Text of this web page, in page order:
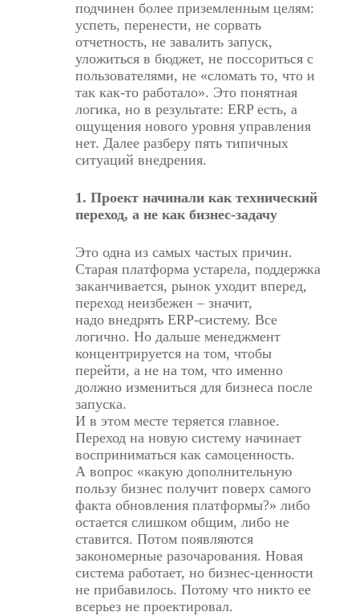
подчинен более приземленным целям:
успеть, перенести, не сорвать
отчетность, не завалить запуск,
уложиться в бюджет, не поссориться с
пользователями, не «сломать то, что и
так как-то работало». Это понятная
логика, но в результате: ERP есть, а
ощущения нового уровня управления
нет. Далее разберу пять типичных
ситуаций внедрения.
1. Проект начинали как технический
переход, а не как бизнес-задачу
Это одна из самых частых причин.
Старая платформа устарела, поддержка
заканчивается, рынок уходит вперед,
переход неизбежен – значит,
надо внедрять ERP-систему. Все
логично. Но дальше менеджмент
концентрируется на том, чтобы
перейти, а не на том, что именно
должно измениться для бизнеса после
запуска.
И в этом месте теряется главное.
Переход на новую систему начинает
восприниматься как самоценность.
А вопрос «какую дополнительную
пользу бизнес получит поверх самого
факта обновления платформы?» либо
остается слишком общим, либо не
ставится. Потом появляются
закономерные разочарования. Новая
система работает, но бизнес-ценности
не прибавилось. Потому что никто ее
всерьез не проектировал.